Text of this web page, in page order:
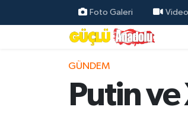
Foto Galeri Video
GÜNDEM
Putin
Özel Haber
Resmi İlanlar